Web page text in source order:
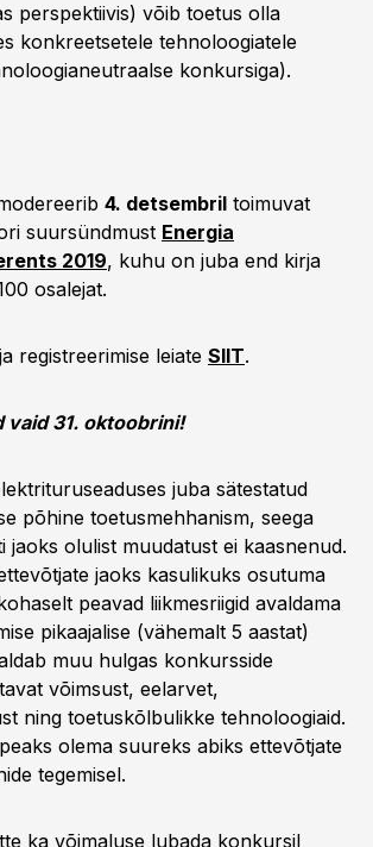
perspektiivis) võib toetus olla
konkreetsetele tehnoloogiatele
konkursiga).
4. detsembril toimuvat
suursündmust Energia
2019, kuhu on juba end kirja
osalejat.
registreerimise leiate SIIT.
vaid 31. oktoobrini!
juba sätestatud
põhine toetusmehhanism, seega
jaoks olulist muudatust ei kaasnenud.
jaoks kasulikuks osutuma
peavad liikmesriigid avaldama
pikaajalise (vähemalt 5 aastat)
muu hulgas konkursside
võimsust, eelarvet,
ning toetuskõlbulikke tehnoloogiaid.
olema suureks abiks ettevõtjate
tegemisel.
ka võimaluse lubada konkursil